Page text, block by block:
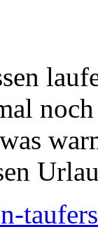
taufers